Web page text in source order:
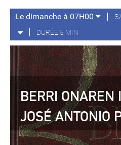
Le dimanche à 07H00
DURÉE 5 MIN
BERRI
JOSÉ ANTONIO
APEZA